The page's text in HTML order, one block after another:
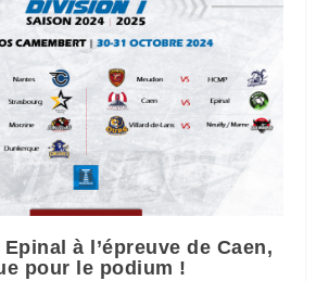
à l’épreuve de Caen,
pour le podium !